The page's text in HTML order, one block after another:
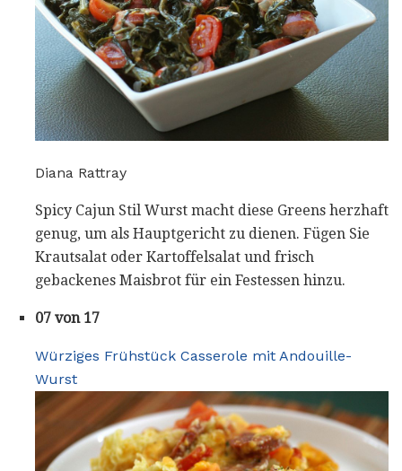
Diana Rattray
Spicy Cajun Stil Wurst macht diese Greens herzhaft
genug, um als Hauptgericht zu dienen. Fügen Sie
Krautsalat oder Kartoffelsalat und frisch
gebackenes Maisbrot für ein Festessen hinzu.
07 von 17
Würziges Frühstück Casserole mit Andouille-
Wurst